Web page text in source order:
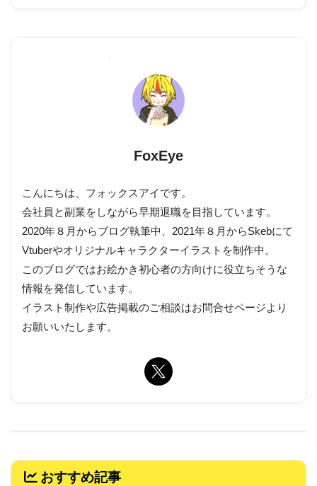
FoxEye
こんにちは、フォックスアイです。
会社員と副業をしながら早期退職を目指しています。
2020年８月からブログ執筆中、2021年８月からSkebにて
Vtuberやオリジナルキャラクターイラストを制作中。
このブログではお絵かき初心者の方向けに役立ちそうな
情報を発信しています。
イラスト制作や広告掲載のご相談はお問合せページより
お願いいたします。
おすすめ記事